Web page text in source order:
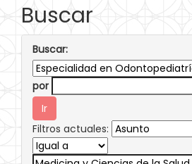
Buscar
Buscar:
por
Filtros actuales: